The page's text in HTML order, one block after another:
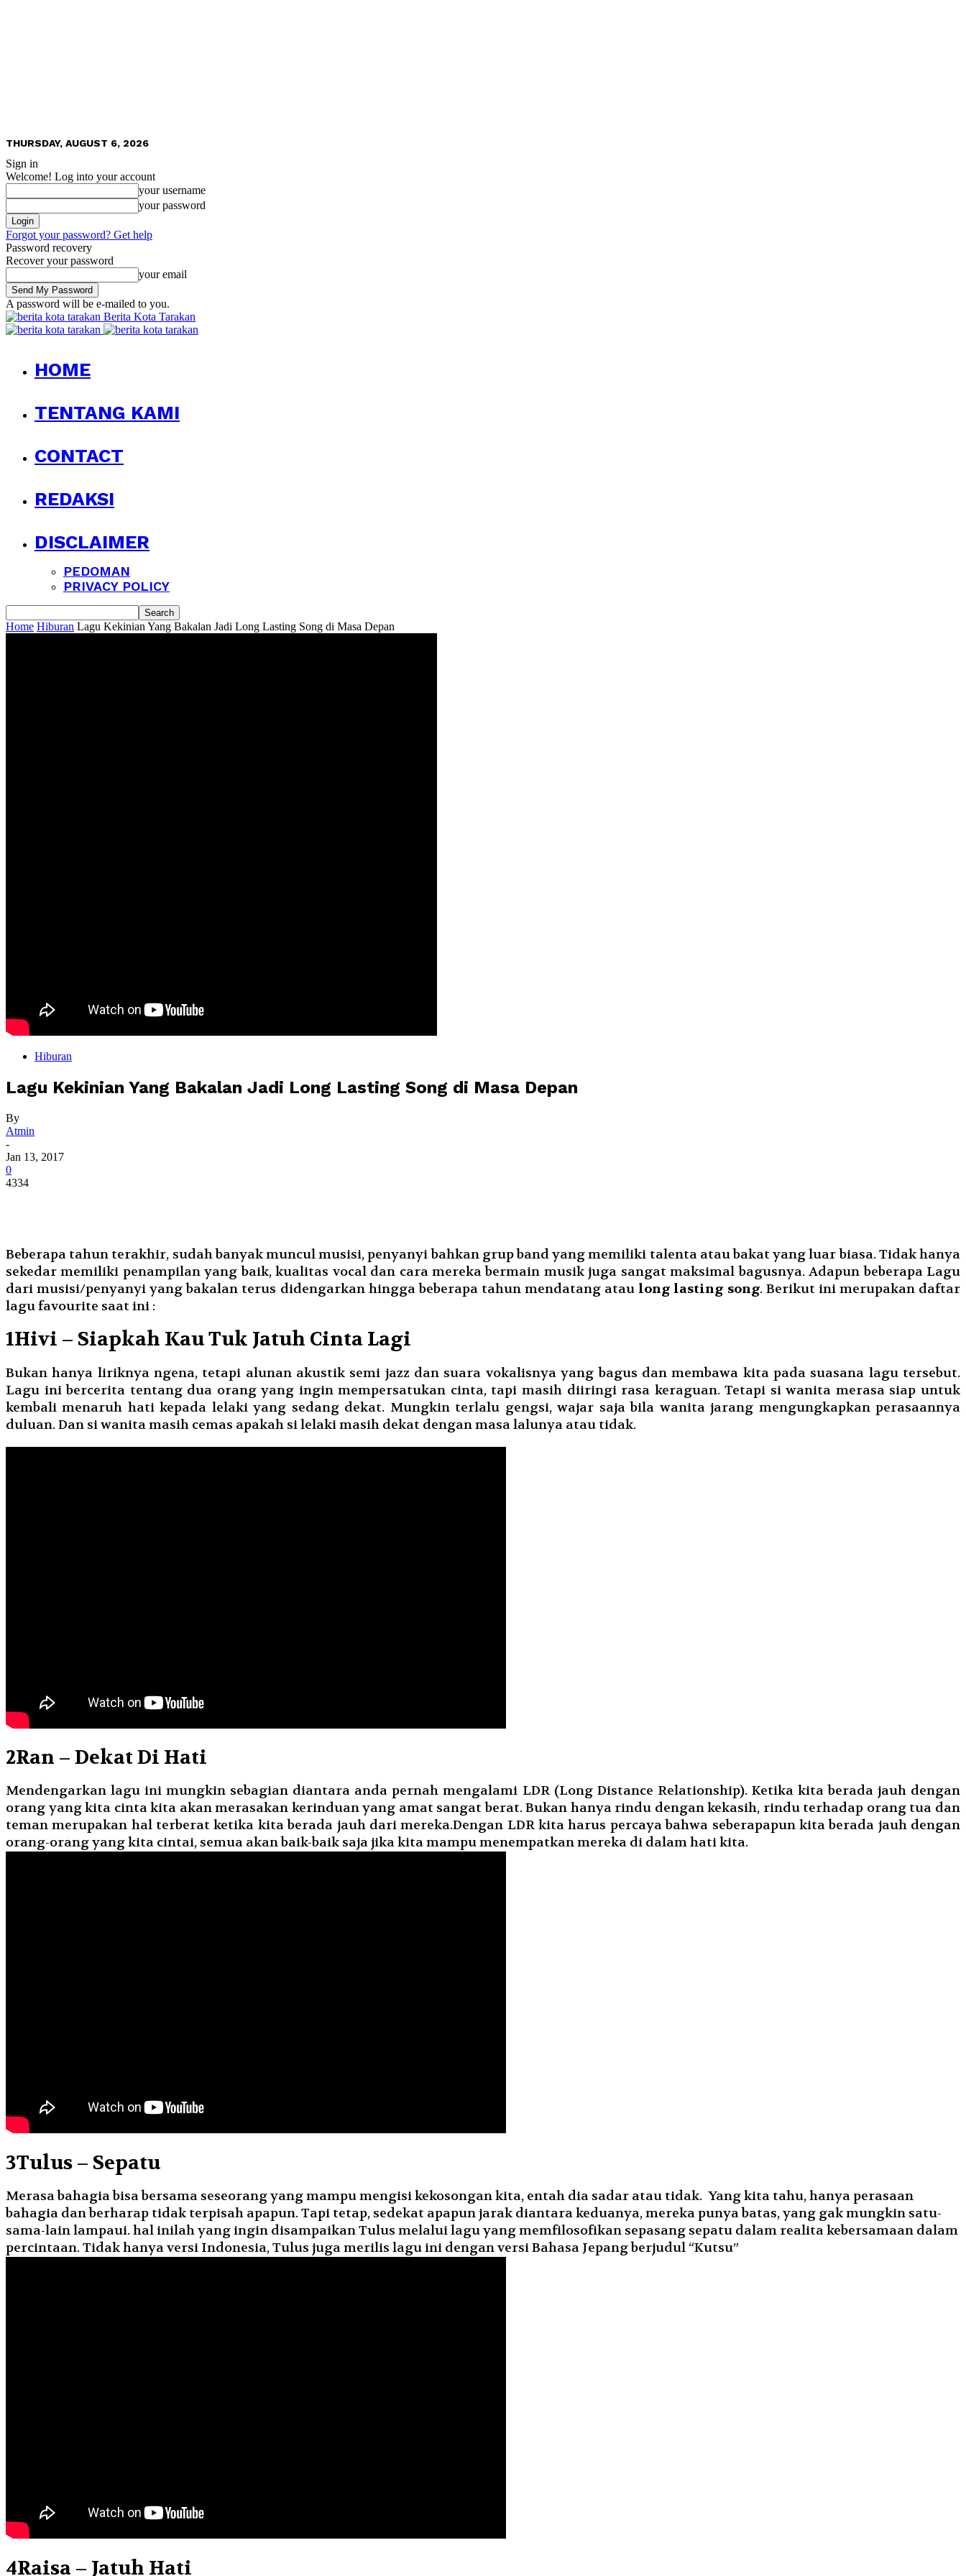
THURSDAY, AUGUST 6, 2026
Sign in
Welcome! Log into your account
your username
your password
Forgot your password? Get help
Password recovery
Recover your password
your email
A password will be e-mailed to you.
Berita Kota Tarakan
HOME
TENTANG KAMI
CONTACT
REDAKSI
DISCLAIMER
PEDOMAN
PRIVACY POLICY
Home Hiburan Lagu Kekinian Yang Bakalan Jadi Long Lasting Song di Masa Depan
Hiburan
Lagu Kekinian Yang Bakalan Jadi Long Lasting Song di Masa Depan
By
Atmin
-
Jan 13, 2017
0
4334
Beberapa tahun terakhir, sudah banyak muncul musisi, penyanyi bahkan grup band yang memiliki talenta atau bakat yang luar biasa. Tidak hanya
sekedar memiliki penampilan yang baik, kualitas vocal dan cara mereka bermain musik juga sangat maksimal bagusnya. Adapun beberapa Lagu
dari musisi/penyanyi yang bakalan terus didengarkan hingga beberapa tahun mendatang atau long lasting song. Berikut ini merupakan daftar
lagu favourite saat ini :
1Hivi – Siapkah Kau Tuk Jatuh Cinta Lagi
Bukan hanya liriknya ngena, tetapi alunan akustik semi jazz dan suara vokalisnya yang bagus dan membawa kita pada suasana lagu tersebut.
Lagu ini bercerita tentang dua orang yang ingin mempersatukan cinta, tapi masih diiringi rasa keraguan. Tetapi si wanita merasa siap untuk
kembali menaruh hati kepada lelaki yang sedang dekat. Mungkin terlalu gengsi, wajar saja bila wanita jarang mengungkapkan perasaannya
duluan. Dan si wanita masih cemas apakah si lelaki masih dekat dengan masa lalunya atau tidak.
2Ran – Dekat Di Hati
Mendengarkan lagu ini mungkin sebagian diantara anda pernah mengalami LDR (Long Distance Relationship). Ketika kita berada jauh dengan
orang yang kita cinta kita akan merasakan kerinduan yang amat sangat berat. Bukan hanya rindu dengan kekasih, rindu terhadap orang tua dan
teman merupakan hal terberat ketika kita berada jauh dari mereka.Dengan LDR kita harus percaya bahwa seberapapun kita berada jauh dengan
orang-orang yang kita cintai, semua akan baik-baik saja jika kita mampu menempatkan mereka di dalam hati kita.
3Tulus – Sepatu
Merasa bahagia bisa bersama seseorang yang mampu mengisi kekosongan kita, entah dia sadar atau tidak. Yang kita tahu, hanya perasaan
bahagia dan berharap tidak terpisah apapun. Tapi tetap, sedekat apapun jarak diantara keduanya, mereka punya batas, yang gak mungkin satu-
sama-lain lampaui. hal inilah yang ingin disampaikan Tulus melalui lagu yang memfilosofikan sepasang sepatu dalam realita kebersamaan dalam
percintaan. Tidak hanya versi Indonesia, Tulus juga merilis lagu ini dengan versi Bahasa Jepang berjudul “Kutsu”
4Raisa – Jatuh Hati